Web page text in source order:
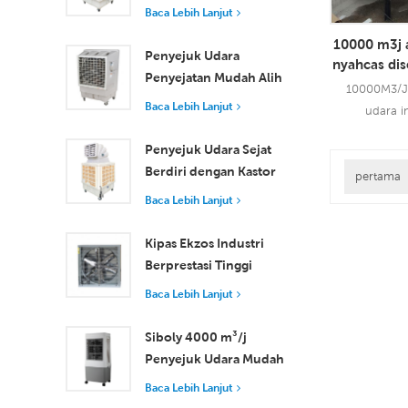
Industri dengan Alat
Penyejukan Ruang
Besar
Baca Lebih Lanjut
Penyejuk Udara
Penyejatan Mudah Alih
18000 m³/j Kecekapan
Kawalan Jauh
Baca Lebih Lanjut
Penyejuk Udara Sejat
Berdiri dengan Kastor
dan Alat Kawalan Jauh
Udara
Baca Lebih Lanjut
Kipas Ekzos Industri
Berprestasi Tinggi
dengan Aliran Udara
Pengudaraan Unggul
Baca Lebih Lanjut
Siboly 4000 m³/j
Penyejuk Udara Mudah
Alih Industri 50L
Baca Lebih Lanjut
kuat
10000 m3j
nyahcas
udara
10000M3/
udara
suria
tenaga
pertama